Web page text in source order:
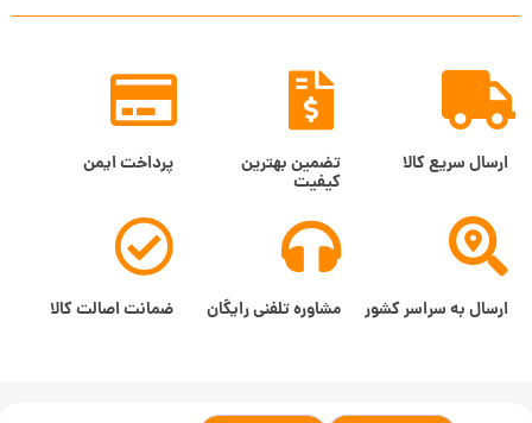
ارسال سریع کالا تضمین بهترین
کیفیت
پرداخت ایمن
ارسال به سراسر کشور مشاوره تلفنی رایگان ضمانت اصالت کالا